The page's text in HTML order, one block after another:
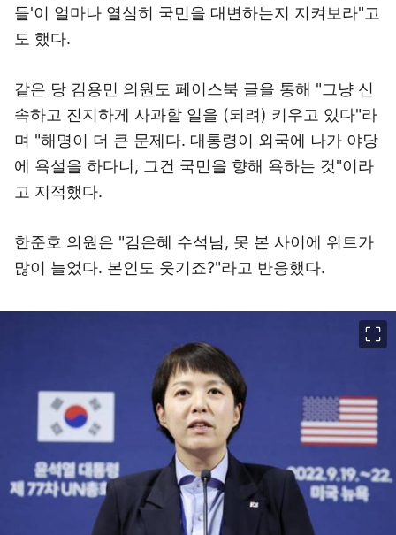
들'이 얼마나 열심히 국민을 대변하는지 지켜보라"고
도 했다.
같은 당 김용민 의원도 페이스북 글을 통해 "그냥 신
속하고 진지하게 사과할 일을 (되려) 키우고 있다"라
며 "해명이 더 큰 문제다. 대통령이 외국에 나가 야당
에 욕설을 하다니, 그건 국민을 향해 욕하는 것"이라
고 지적했다.
한준호 의원은 "김은혜 수석님, 못 본 사이에 위트가
많이 늘었다. 본인도 웃기죠?"라고 반응했다.